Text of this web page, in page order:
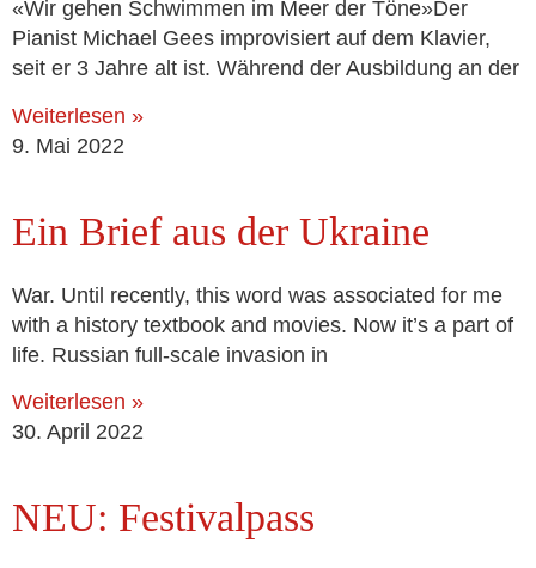
«Wir gehen Schwimmen im Meer der Töne»Der
Pianist Michael Gees impro­vi­siert auf dem Klavier,
seit er 3 Jahre alt ist. Während der Ausbildung an der
Weiterlesen »
9. Mai 2022
Ein Brief aus der Ukraine
War. Until recent­ly, this word was asso­cia­ted for me
with a histo­ry text­book and movies. Now it’s a part of
life. Russian full-sca­­le inva­si­on in
Weiterlesen »
30. April 2022
NEU: Festivalpass